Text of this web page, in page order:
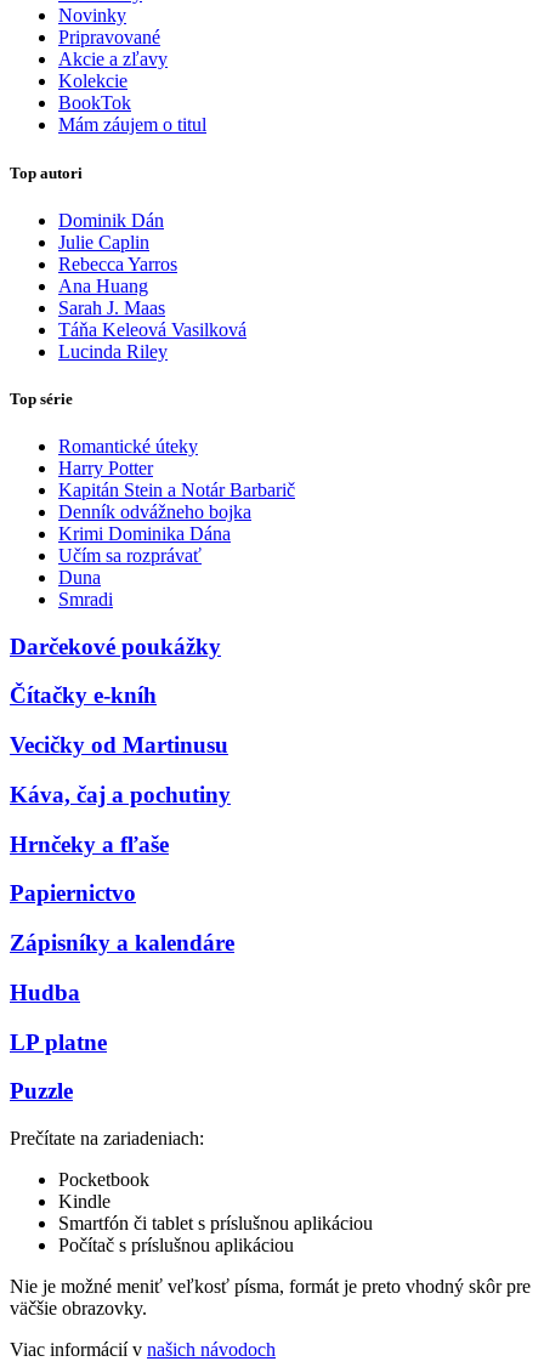
Novinky
Pripravované
Akcie a zľavy
Kolekcie
BookTok
Mám záujem o titul
Top autori
Dominik Dán
Julie Caplin
Rebecca Yarros
Ana Huang
Sarah J. Maas
Táňa Keleová Vasilková
Lucinda Riley
Top série
Romantické úteky
Harry Potter
Kapitán Stein a Notár Barbarič
Denník odvážneho bojka
Krimi Dominika Dána
Učím sa rozprávať
Duna
Smradi
Darčekové poukážky
Čítačky e-kníh
Vecičky od Martinusu
Káva, čaj a pochutiny
Hrnčeky a fľaše
Papiernictvo
Zápisníky a kalendáre
Hudba
LP platne
Puzzle
Prečítate na zariadeniach:
Pocketbook
Kindle
Smartfón či tablet s príslušnou aplikáciou
Počítač s príslušnou aplikáciou
Nie je možné meniť veľkosť písma, formát je preto vhodný skôr pre
väčšie obrazovky.
Viac informácií v našich návodoch